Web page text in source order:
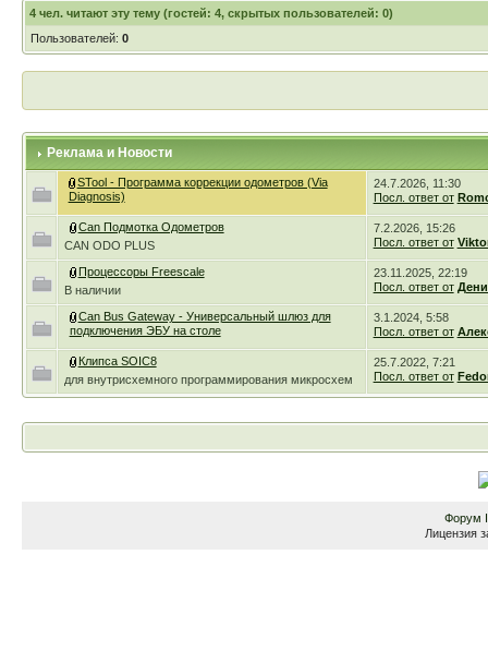
4чел. читают эту тему (гостей: 4, скрытых пользователей: 0)
Пользователей: 0
Реклама и Новости
STool - Программа коррекции одометров (Via
Diagnosis)
24.7.2026, 11:30
Посл. ответ от
Can Подмотка Одометров
CAN ODO PLUS
7.2.2026, 15:26
Посл. ответ от
Процессоры Freescale
В наличии
23.11.2025, 22:19
Посл. ответ от
Can Bus Gateway - Универсальный шлюз для
подключения ЭБУ на столе
3.1.2024, 5:58
Посл. ответ от
Клипса SOIC8
для внутрисхемного программирования микросхем
25.7.2022, 7:21
Посл. ответ от
Форум
Лицензия